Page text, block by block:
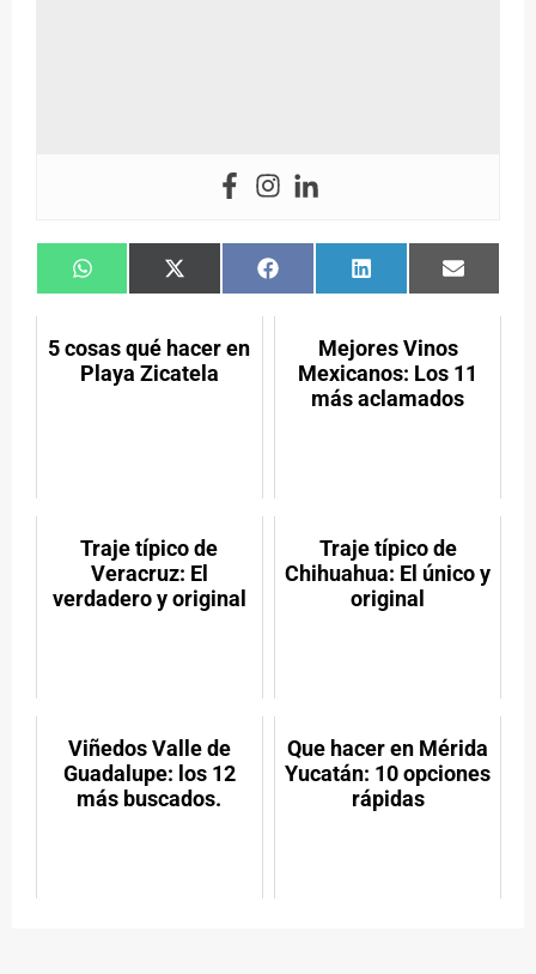
Compartir
en
Compartir
en
(Twitter)
Compartir
en
Facebook
Compartir
en en
Email
5 cosas qué hacer en
Playa Zicatela
Mejores Vinos
Mexicanos: Los 11
más aclamados
Traje típico de
Veracruz: El
verdadero y original
Traje típico de
Chihuahua: El único y
original
Viñedos Valle de
Guadalupe: los 12
más buscados.
Que hacer en Mérida
Yucatán: 10 opciones
rápidas